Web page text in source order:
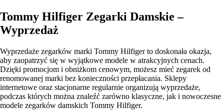
Tommy Hilfiger Zegarki Damskie –
Wyprzedaż
Wyprzedaże zegarków marki Tommy Hilfiger to doskonała okazja,
aby zaopatrzyć się w wyjątkowe modele w atrakcyjnych cenach.
Dzięki promocjom i obniżkom cenowym, możesz mieć zegarek od
renomowanej marki bez konieczności przepłacania. Sklepy
internetowe oraz stacjonarne regularnie organizują wyprzedaże,
podczas których można znaleźć zarówno klasyczne, jak i nowoczesne
modele zegarków damskich Tommy Hilfiger.